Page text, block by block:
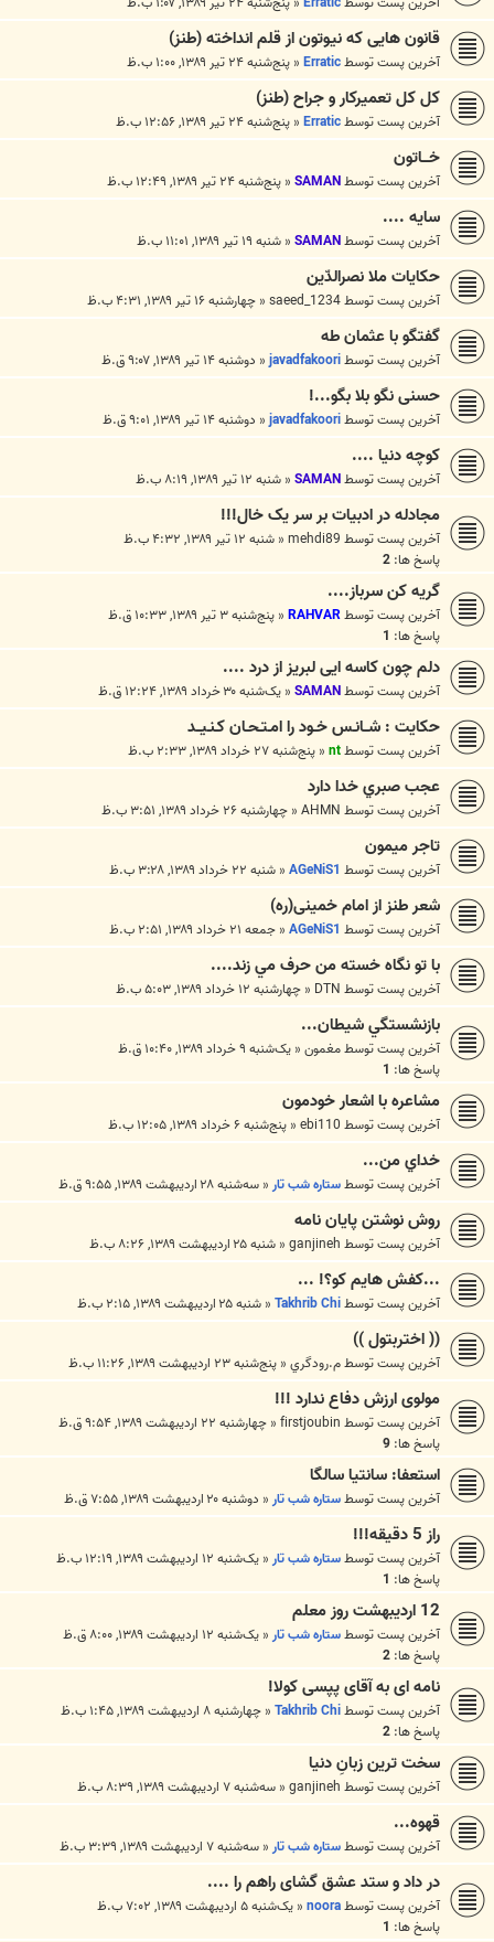
قانون هایی که نیوتون از قلم انداخته (طنز)
آخرین پست توسطErratic
« پنج‌شنبه ۲۴ تیر ۱۳۸۹, ۱:۰۰ ب.ظ
کل کل تعمیرکار و جراح (طنز)
آخرین پست توسطErratic
« پنج‌شنبه ۲۴ تیر ۱۳۸۹, ۱۲:۵۶ ب.ظ
خـــاتون
آخرین پست توسطSAMAN
« پنج‌شنبه ۲۴ تیر ۱۳۸۹, ۱۲:۴۹ ب.ظ
سایه ....
آخرین پست توسطSAMAN
« شنبه ۱۹ تیر ۱۳۸۹, ۱۱:۰۱ ب.ظ
حکایات ملا نصرالدّین
آخرین پست توسطsaeed_1234
« چهارشنبه ۱۶ تیر ۱۳۸۹, ۴:۳۱ ب.ظ
گفتگو با عثمان طه
آخرین پست توسطjavadfakoori
« دوشنبه ۱۴ تیر ۱۳۸۹, ۹:۰۷ ق.ظ
حسنی نگو بلا بگو...!
آخرین پست توسطjavadfakoori
« دوشنبه ۱۴ تیر ۱۳۸۹, ۹:۰۱ ق.ظ
کوچه دنیا ....
آخرین پست توسطSAMAN
« شنبه ۱۲ تیر ۱۳۸۹, ۸:۱۹ ب.ظ
مجادله در ادبیات بر سر یک خال!!!
آخرین پست توسطmehdi89
« شنبه ۱۲ تیر ۱۳۸۹, ۴:۳۲ ب.ظ
پاسخ ها: 2
گریه کن سرباز....
آخرین پست توسطRAHVAR
« پنج‌شنبه ۳ تیر ۱۳۸۹, ۱۰:۳۳ ق.ظ
پاسخ ها: 1
دلم چون کاسه ایی لبریز از درد ....
آخرین پست توسطSAMAN
« یک‌شنبه ۳۰ خرداد ۱۳۸۹, ۱۲:۲۴ ق.ظ
حکایت : شــانـس خـود را امـتـحـان کـنـیــد
آخرین پست توسطnt
« پنج‌شنبه ۲۷ خرداد ۱۳۸۹, ۲:۳۳ ب.ظ
عجب صبري خدا دارد
آخرین پست توسطAHMN
« چهارشنبه ۲۶ خرداد ۱۳۸۹, ۳:۵۱ ب.ظ
تاجر میمون
آخرین پست توسطAGeNiS1
« شنبه ۲۲ خرداد ۱۳۸۹, ۳:۲۸ ب.ظ
شعر طنز از امام خمینی(ره)
آخرین پست توسطAGeNiS1
« جمعه ۲۱ خرداد ۱۳۸۹, ۲:۵۱ ب.ظ
با تو نگاه خسته من حرف مي زند....
آخرین پست توسطDTN
« چهارشنبه ۱۲ خرداد ۱۳۸۹, ۵:۰۳ ب.ظ
بازنشستگي شيطان...
آخرین پست توسطمغمون« یک‌شنبه ۹ خرداد ۱۳۸۹, ۱۰:۴۰ ق.ظ
پاسخ ها: 1
مشاعره با اشعار خودمون
آخرین پست توسطebi110
« پنج‌شنبه ۶ خرداد ۱۳۸۹, ۱۲:۰۵ ب.ظ
خداي من...
آخرین پست توسطستاره شب تار« سه‌شنبه ۲۸ اردیبهشت ۱۳۸۹, ۹:۵۵ ق.ظ
روش نوشتن پایان نامه
آخرین پست توسطganjineh
« شنبه ۲۵ اردیبهشت ۱۳۸۹, ۸:۲۶ ب.ظ
...كفش هايم كو؟! ...
آخرین پست توسطTakhrib Chi
« شنبه ۲۵ اردیبهشت ۱۳۸۹, ۲:۱۵ ب.ظ
(( اختربتول ))
آخرین پست توسطم.رودگري« پنج‌شنبه ۲۳ اردیبهشت ۱۳۸۹, ۱۱:۲۶ ب.ظ
مولوی ارزش دفاع ندارد !!!
آخرین پست توسطfirstjoubin
« چهارشنبه ۲۲ اردیبهشت ۱۳۸۹, ۹:۵۴ ق.ظ
پاسخ ها: 9
استعفا: سانتيا سالگا
آخرین پست توسطستاره شب تار« دوشنبه ۲۰ اردیبهشت ۱۳۸۹, ۷:۵۵ ق.ظ
راز 5 دقيقه!!!
آخرین پست توسطستاره شب تار« یک‌شنبه ۱۲ اردیبهشت ۱۳۸۹, ۱۲:۱۹ ب.ظ
پاسخ ها: 1
12 ارديبهشت روز معلم
آخرین پست توسطستاره شب تار« یک‌شنبه ۱۲ اردیبهشت ۱۳۸۹, ۸:۰۰ ق.ظ
پاسخ ها: 2
نامه ای به آقای پپسی کولا!
آخرین پست توسطTakhrib Chi
« چهارشنبه ۸ اردیبهشت ۱۳۸۹, ۱:۴۵ ب.ظ
پاسخ ها: 2
سخت‌ ترین زبانِ دنیا
آخرین پست توسطganjineh
« سه‌شنبه ۷ اردیبهشت ۱۳۸۹, ۸:۳۹ ب.ظ
قهوه...
آخرین پست توسطستاره شب تار« سه‌شنبه ۷ اردیبهشت ۱۳۸۹, ۳:۳۹ ب.ظ
در داد و ستد عشق گشای راهم را ....
آخرین پست توسطnoora
« یک‌شنبه ۵ اردیبهشت ۱۳۸۹, ۷:۰۲ ب.ظ
پاسخ ها: 1